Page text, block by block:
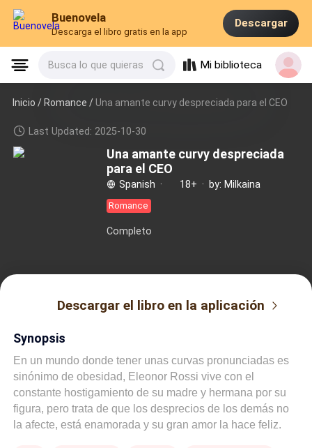
Buenovela
Descarga el libro gratis en la app
Descargar
Busca lo que quieras Mi biblioteca
Inicio /Romance / Una amante curvy despreciada para el CEO
Last Updated: 2025-10-30
Una amante curvy despreciada
para el CEO
Spanish · 18+ · by: Milkaina
Romance
Completo
Descargar el libro en la aplicación
Synopsis
En un mundo donde tener unas curvas pronunciadas es
sinónimo de obesidad, Eleonor Rossi vive con el
constante hostigamiento de su madre y hermana por su
figura, pero trata de que los desprecios de los demás no
la afecte, está enamorada y su gran amor la hace feliz.